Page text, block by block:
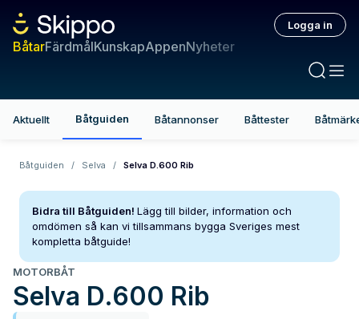
BåtarFärdmålKunskapAppenNyheter
Logga in
Aktuellt Båtguiden Båtannonser Båttester
Båtguiden / Selva / Selva D.600 Rib
Bidra till Båtguiden! Lägg till bilder, information och
omdömen så kan vi tillsammans bygga Sveriges mest
kompletta båtguide!
MOTORBÅT
Selva D.600 Rib